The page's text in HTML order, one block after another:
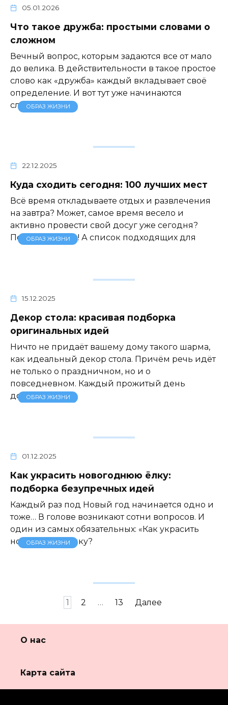
05.01.2026
Что такое дружба: простыми словами о
сложном
Вечный вопрос, которым задаются все от мало
до велика. В действительности в такое простое
слово как «дружба» каждый вкладывает своё
определение. И вот тут уже начинаются
сложности.
ОБРАЗ ЖИЗНИ
22.12.2025
Куда сходить сегодня: 100 лучших мест
Всё время откладываете отдых и развлечения
на завтра? Может, самое время весело и
активно провести свой досуг уже сегодня?
Почему бы и да! А список подходящих для
ОБРАЗ ЖИЗНИ
15.12.2025
Декор стола: красивая подборка
оригинальных идей
Ничто не придаёт вашему дому такого шарма,
как идеальный декор стола. Причём речь идёт
не только о праздничном, но и о
повседневном. Каждый прожитый день
долженОБРАЗ ЖИЗНИ
01.12.2025
Как украсить новогоднюю ёлку:
подборка безупречных идей
Каждый раз под Новый год начинается одно и
тоже… В голове возникают сотни вопросов. И
один из самых обязательных: «Как украсить
новогоднюю ёлку?
ОБРАЗ ЖИЗНИ
1 2 … 13 Далее
О нас
Карта сайта